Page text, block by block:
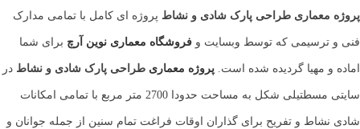
پروژه معماری طراحی پارک شادی و نشاط پروژه ای کامل با تمامی مدارک
فنی و ترسیمی که توسط وبسایت و فروشگاه معماری نوین آرچ برای شما
اماده و مهیا گردیده شده است. پروژه معماری طراحی پارک شادی و نشاط در
سایتی مسطتیلی شکل به مساحت حدودا 2700 متر مربع با تمامی امکانات
شادی نشاط و تفریح برای گذاران اوقات فراغت تمام سنین از جمله جوانان و